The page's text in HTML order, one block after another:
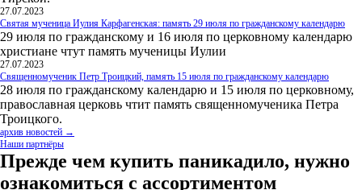
27.07.2023
Святая мученица Иулия Карфагенская: память 29 июля по гражданскому календарю
29 июля по гражданскому и 16 июля по церковному календарю
христиане чтут память мученицы Иулии
27.07.2023
Священномученик Петр Троицкий, память 15 июля по гражданскому календарю
28 июля по гражданскому календарю и 15 июля по церковному,
православная церковь чтит память священномученика Петра
Троицкого.
архив новостей →
Наши партнёры
Прежде чем купить паникадило, нужно
ознакомиться с ассортиментом